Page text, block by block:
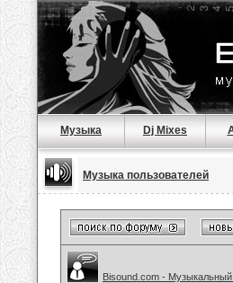
Музыка Dj Mixes
Музыка пользователей
Bisound.com - Музыкальный